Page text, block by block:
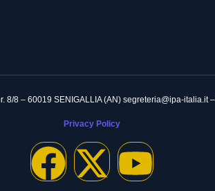
8/8 – 60019 SENIGALLIA (AN) segreteria@ipa-italia.it
Privacy Policy